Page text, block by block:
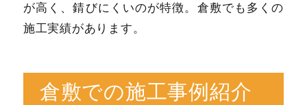
が高く、錆びにくいのが特徴。倉敷でも多くの
施工実績があります。
倉敷での施工事例紹介